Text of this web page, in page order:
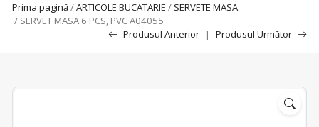
Prima pagină/ARTICOLE BUCATARIE / SERVETE MASA
/ SERVET MASA 6 PCS, PVC A04055
Produsul Anterior
| Produsul Următor